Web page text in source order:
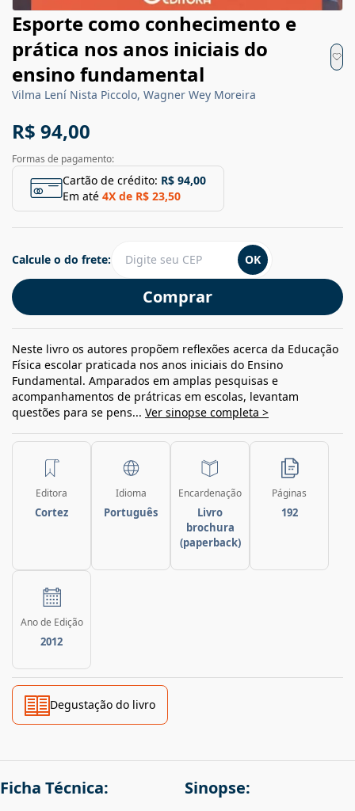
Esporte como conhecimento e
prática nos anos iniciais do
ensino fundamental
Vilma Lení Nista Piccolo, Wagner Wey Moreira
R$ 94,00
Formas de pagamento:
Cartão de crédito: R$ 94,00
Em até 4X de R$ 23,50
Comprar
Calcule o do frete: OK
Neste livro os autores propõem reflexões acerca da Educação
Física escolar praticada nos anos iniciais do Ensino
Fundamental. Amparados em amplas pesquisas e
acompanhamentos de prátricas em escolas, levantam
questões para se pens... Ver sinopse completa >
Editora
Cortez
Idioma
Português
Encardenação
Livro
brochura
(paperback)
Páginas
192
Ano de Edição
2012
Degustação do livro
Ficha Técnica: Sinopse: